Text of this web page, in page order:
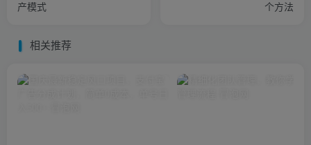
产模式
个方法
相关推荐